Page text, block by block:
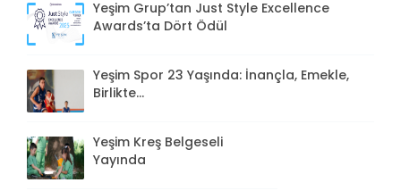
Yeşim Grup’tan Just Style Excellence
Awards’ta Dört Ödül
Yeşim Spor 23 Yaşında: İnançla, Emekle,
Birlikte...
Yeşim Kreş Belgeseli
Yayında